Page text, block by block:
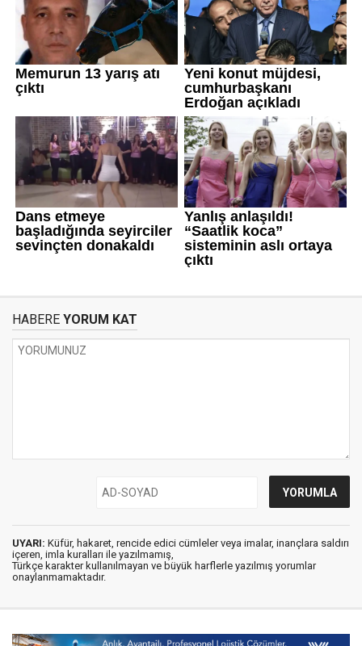
HABERE YORUM KAT
UYARI: Küfür, hakaret, rencide edici cümleler veya imalar, inançlara saldırı
içeren, imla kuralları ile yazılmamış,
Türkçe karakter kullanılmayan ve büyük harflerle yazılmış yorumlar
onaylanmamaktadır.